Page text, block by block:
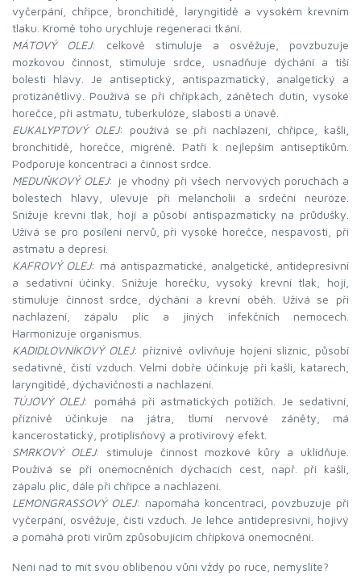
vyčerpání, chřipce, bronchitidě, laryngitidě a vysokém krevním
tlaku. Kromě toho urychluje regeneraci tkání.
MÁTOVÝ OLEJ: celkově stimuluje a osvěžuje, povzbuzuje
mozkovou činnost, stimuluje srdce, usnadňuje dýchání a tiší
bolesti hlavy. Je antiseptický, antispazmatický, analgetický a
protizánětlivý. Používá se při chřipkách, zánětech dutin, vysoké
horečce, při astmatu, tuberkulóze, slabosti a únavě.
EUKALYPTOVÝ OLEJ: používá se při nachlazení, chřipce, kašli,
bronchitidě, horečce, migréně. Patří k nejlepším antiseptikům.
Podporuje koncentraci a činnost srdce.
MEDUŇKOVÝ OLEJ: je vhodný při všech nervových poruchách a
bolestech hlavy, ulevuje při melancholii a srdeční neuróze.
Snižuje krevní tlak, hojí a působí antispazmaticky na průdušky.
Užívá se pro posílení nervů, při vysoké horečce, nespavosti, při
astmatu a depresi.
KAFROVÝ OLEJ: má antispazmatické, analgetické, antidepresivní
a sedativní účinky. Snižuje horečku, vysoký krevní tlak, hojí,
stimuluje činnost srdce, dýchání a krevní oběh. Užívá se při
nachlazení, zápalu plic a jiných infekčních nemocech.
Harmonizuje organismus.
KADIDLOVNÍKOVÝ OLEJ: příznivě ovlivňuje hojení sliznic, působí
sedativně, čistí vzduch. Velmi dobře účinkuje při kašli, katarech,
laryngitidě, dýchavičnosti a nachlazení.
TÚJOVÝ OLEJ: pomáhá při astmatických potížích. Je sedativní,
příznivě účinkuje na játra, tlumí nervové záněty, má
kancerostatický, protiplísňový a protivirový efekt.
SMRKOVÝ OLEJ: stimuluje činnost mozkové kůry a uklidňuje.
Používá se při onemocněních dýchacích cest, např. při kašli,
zápalu plic, dále při chřipce a nachlazení.
LEMONGRASSOVÝ OLEJ: napomáhá koncentraci, povzbuzuje při
vyčerpání, osvěžuje, čistí vzduch. Je lehce antidepresivní, hojivý
a pomáhá proti virům způsobujícím chřipková onemocnění.
Není nad to mít svou oblíbenou vůni vždy po ruce, nemyslíte?